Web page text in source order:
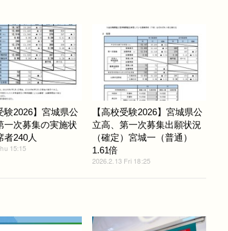
験2026】宮城県公
一次募集の実施状
240人
15:15
【高校受験2026】宮城県公
立高、第一次募集出願状況
（確定）宮城一（普通）
1.61倍
2026.2.13 Fri 18:25